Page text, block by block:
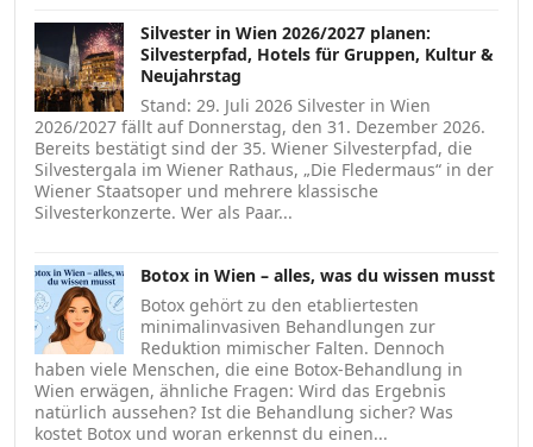
Silvester in Wien 2026/2027 planen:
Silvesterpfad, Hotels für Gruppen, Kultur &
Neujahrstag
Stand: 29. Juli 2026 Silvester in Wien
2026/2027 fällt auf Donnerstag, den 31. Dezember 2026.
Bereits bestätigt sind der 35. Wiener Silvesterpfad, die
Silvestergala im Wiener Rathaus, „Die Fledermaus“ in der
Wiener Staatsoper und mehrere klassische
Silvesterkonzerte. Wer als Paar...
Botox in Wien – alles, was du wissen musst
Botox gehört zu den etabliertesten
minimalinvasiven Behandlungen zur
Reduktion mimischer Falten. Dennoch
haben viele Menschen, die eine Botox-Behandlung in
Wien erwägen, ähnliche Fragen: Wird das Ergebnis
natürlich aussehen? Ist die Behandlung sicher? Was
kostet Botox und woran erkennst du einen...